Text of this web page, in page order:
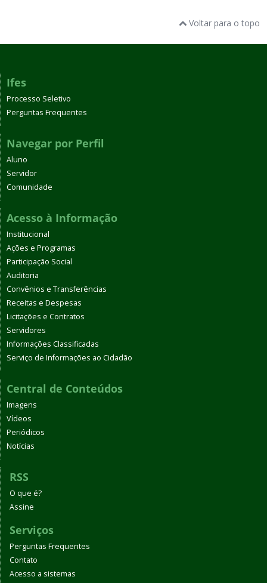
Voltar para o topo
Ifes
Processo Seletivo
Perguntas Frequentes
Navegar por Perfil
Aluno
Servidor
Comunidade
Acesso à Informação
Institucional
Ações e Programas
Participação Social
Auditoria
Convênios e Transferências
Receitas e Despesas
Licitações e Contratos
Servidores
Informações Classificadas
Serviço de Informações ao Cidadão
Central de Conteúdos
Imagens
Vídeos
Periódicos
Notícias
RSS
O que é?
Assine
Serviços
Perguntas Frequentes
Contato
Acesso a sistemas